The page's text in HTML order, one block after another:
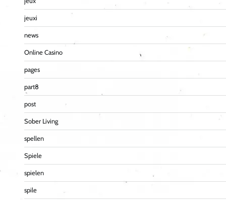
jeuxi
news
Online Casino
pages
part8
post
Sober Living
spellen
Spiele
spielen
spile